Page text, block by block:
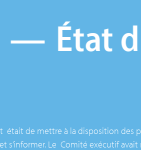
État
était de mettre à la disposition des
s’informer. Le Comité exécutif